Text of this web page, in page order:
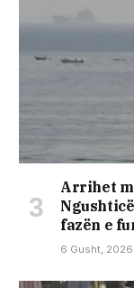
Arrihet
fazën e
6 Gusht, 2026